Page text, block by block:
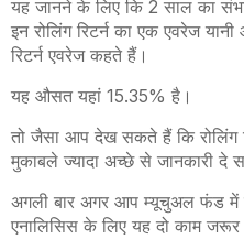
यह जानने के लिए कि 2 साल का
इन रोलिंग रिटर्न का एक एवरेज
रिटर्न एवरेज कहते हैं।
यह औसत यहां 15.35% है।
तो जैसा आप देख सकते हैं कि रोलिंग
मुकाबले ज्यादा अच्छे से जानकारी दे
अगली बार अगर आप म्यूचुअल फंड में
एनालिसिस के लिए यह दो काम जरूर